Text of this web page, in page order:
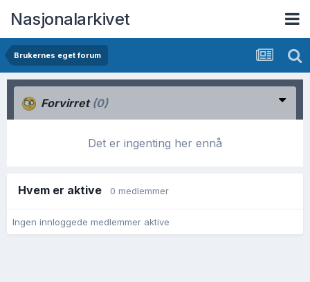
Nasjonalarkivet
Brukernes eget forum
Forvirret (0)
Det er ingenting her ennå
Hvem er aktive 0 medlemmer
Ingen innloggede medlemmer aktive